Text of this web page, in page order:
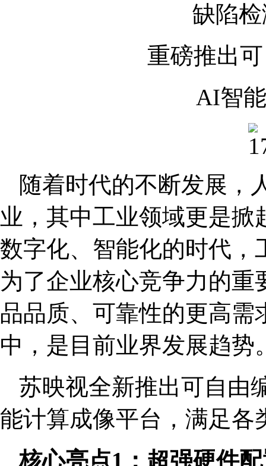
缺陷
重磅推出
AI智
随着时代的不断发展，
业，其中工业领域更是
数字化、智能化的时代，
为了企业核心竞争力的
品品质、可靠性的更高
中，是目前业界发展趋势
苏映视全新推出可自由
能计算成像平台，满足各
核心亮点1：超强硬件